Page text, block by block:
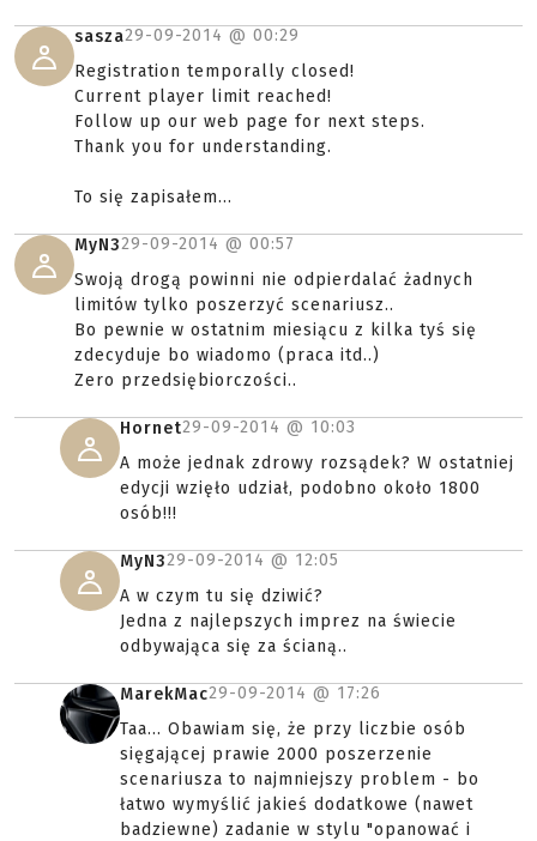
sasza29-09-2014 @ 00:29
Registration temporally closed!
Current player limit reached!
Follow up our web page for next steps.
Thank you for understanding.
To się zapisałem...
MyN329-09-2014 @ 00:57
Swoją drogą powinni nie odpierdalać żadnych
limitów tylko poszerzyć scenariusz..
Bo pewnie w ostatnim miesiącu z kilka tyś się
zdecyduje bo wiadomo (praca itd..)
Zero przedsiębiorczości..
Hornet29-09-2014 @ 10:03
A może jednak zdrowy rozsądek? W ostatniej
edycji wzięło udział, podobno około 1800
osób!!!
MyN329-09-2014 @ 12:05
A w czym tu się dziwić?
Jedna z najlepszych imprez na świecie
odbywająca się za ścianą..
MarekMac29-09-2014 @ 17:26
Taa... Obawiam się, że przy liczbie osób
sięgającej prawie 2000 poszerzenie
scenariusza to najmniejszy problem - bo
łatwo wymyślić jakieś dodatkowe (nawet
badziewne) zadanie w stylu "opanować i